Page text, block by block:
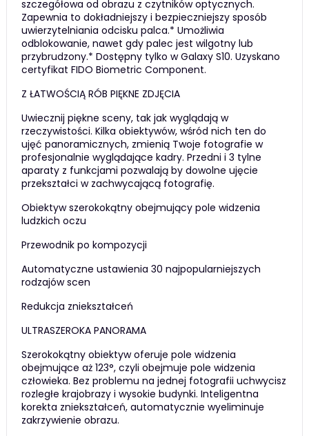
szczegółowa od obrazu z czytników optycznych.
Zapewnia to dokładniejszy i bezpieczniejszy sposób
uwierzytelniania odcisku palca.* Umożliwia
odblokowanie, nawet gdy palec jest wilgotny lub
przybrudzony.* Dostępny tylko w Galaxy S10. Uzyskano
certyfikat FIDO Biometric Component.
Z ŁATWOŚCIĄ RÓB PIĘKNE ZDJĘCIA
Uwiecznij piękne sceny, tak jak wyglądają w
rzeczywistości. Kilka obiektywów, wśród nich ten do
ujęć panoramicznych, zmienią Twoje fotografie w
profesjonalnie wyglądające kadry. Przedni i 3 tylne
aparaty z funkcjami pozwalają by dowolne ujęcie
przekształci w zachwycającą fotografię.
Obiektyw szerokokątny obejmujący pole widzenia
ludzkich oczu
Przewodnik po kompozycji
Automatyczne ustawienia 30 najpopularniejszych
rodzajów scen
Redukcja zniekształceń
ULTRASZEROKA PANORAMA
Szerokokątny obiektyw oferuje pole widzenia
obejmujące aż 123°, czyli obejmuje pole widzenia
człowieka. Bez problemu na jednej fotografii uchwycisz
rozległe krajobrazy i wysokie budynki. Inteligentna
korekta zniekształceń, automatycznie wyeliminuje
zakrzywienie obrazu.